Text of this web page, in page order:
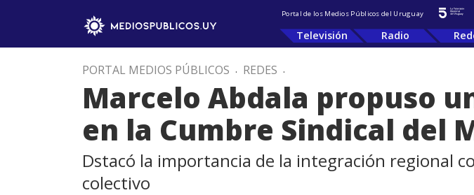
Portal de los Medios Públicos del Uruguay
Televisión Radio
PORTAL MEDIOS PÚBLICOS . REDES .
Marcelo Abdala propuso
en la Cumbre Sindical del
Dstacó la importancia de la integración regional
colectivo